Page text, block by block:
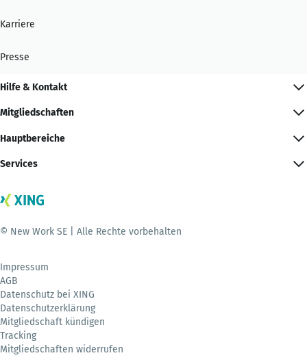
Karriere
Presse
Hilfe & Kontakt
Mitgliedschaften
Hauptbereiche
Services
© New Work SE | Alle Rechte vorbehalten
Impressum
AGB
Datenschutz bei XING
Datenschutzerklärung
Mitgliedschaft kündigen
Tracking
Mitgliedschaften widerrufen